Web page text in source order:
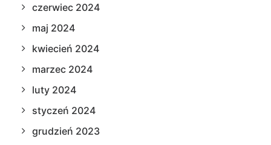
czerwiec 2024
maj 2024
kwiecień 2024
marzec 2024
luty 2024
styczeń 2024
grudzień 2023